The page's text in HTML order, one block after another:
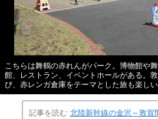
こちらは舞鶴の赤れんがパーク。博物館や
館、レストラン、イベントホールがある。
び、赤レンガ倉庫をテーマとした旅も楽しい
記事を読む 北陸新幹線の金沢～敦賀